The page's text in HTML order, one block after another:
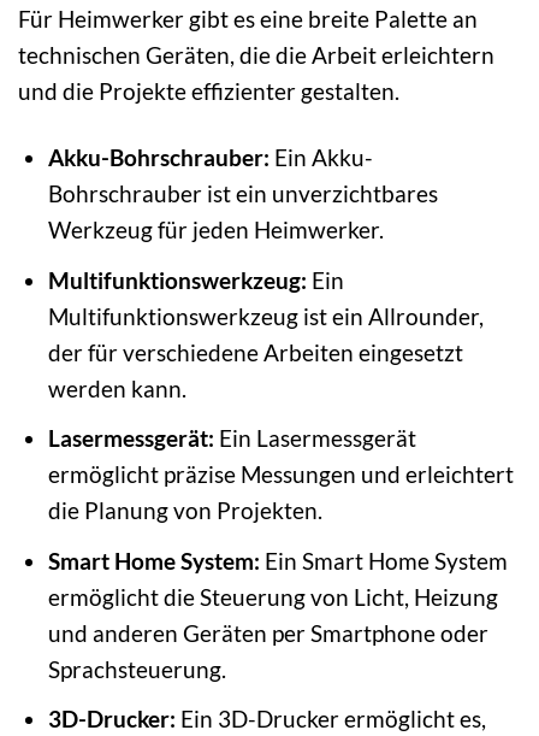
Für Heimwerker gibt es eine breite Palette an
technischen Geräten, die die Arbeit erleichtern
und die Projekte effizienter gestalten.
Akku-Bohrschrauber: Ein Akku-
Bohrschrauber ist ein unverzichtbares
Werkzeug für jeden Heimwerker.
Multifunktionswerkzeug: Ein
Multifunktionswerkzeug ist ein Allrounder,
der für verschiedene Arbeiten eingesetzt
werden kann.
Lasermessgerät: Ein Lasermessgerät
ermöglicht präzise Messungen und erleichtert
die Planung von Projekten.
Smart Home System: Ein Smart Home System
ermöglicht die Steuerung von Licht, Heizung
und anderen Geräten per Smartphone oder
Sprachsteuerung.
3D-Drucker: Ein 3D-Drucker ermöglicht es,